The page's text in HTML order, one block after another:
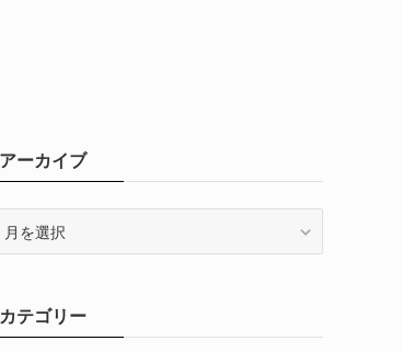
アーカイブ
ブカテゴリー